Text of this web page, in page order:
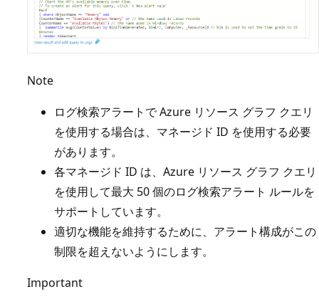
Note
ログ検索アラートで Azure リソース グラフ クエリ
を使用する場合は、マネージド ID を使用する必要
があります。
各マネージド ID は、Azure リソース グラフ クエリ
を使用して最大 50 個のログ検索アラート ルールを
サポートしています。
適切な機能を維持するために、アラート構成がこの
制限を超えないようにします。
Important